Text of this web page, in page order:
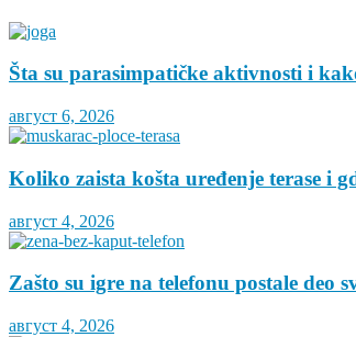
Šta su parasimpatičke aktivnosti i
август 6, 2026
Koliko zaista košta uređenje terase i
август 4, 2026
Zašto su igre na telefonu postale deo
август 4, 2026